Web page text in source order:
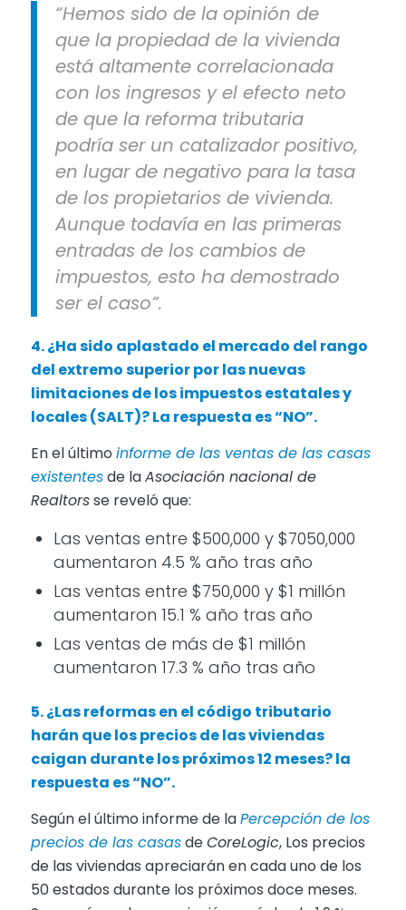
“Hemos sido de la opinión de
que la propiedad de la vivienda
está altamente correlacionada
con los ingresos y el efecto neto
de que la reforma tributaria
podría ser un catalizador positivo,
en lugar de negativo para la tasa
de los propietarios de vivienda.
Aunque todavía en las primeras
entradas de los cambios de
impuestos, esto ha demostrado
ser el caso”.
4. ¿Ha sido aplastado el mercado del rango
del extremo superior por las nuevas
limitaciones de los impuestos estatales y
locales (SALT)? La respuesta es “NO”.
En el último informe de las ventas de las casas
existentesde laAsociación nacional de
Realtorsse reveló que:
Las ventas entre $500,000 y $7050,000
aumentaron 4.5 % año tras año
Las ventas entre $750,000 y $1 millón
aumentaron 15.1 % año tras año
Las ventas de más de $1 millón
aumentaron 17.3 % año tras año
5. ¿Las reformas en el código tributario
harán que los precios de las viviendas
caigan durante los próximos 12 meses? la
respuesta es “NO”.
Según el último informe de laPercepción de los
precios de las casasdeCoreLogic, Los precios
de las viviendas apreciarán en cada uno de los
50 estados durante los próximos doce meses.